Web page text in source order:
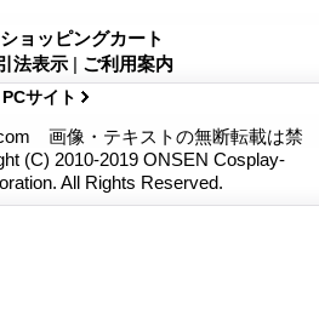
ショッピングカート
法表示 | ご利用案内
PCサイト
画像・テキストの無断転載は禁
(C) 2010-2019 ONSEN Cosplay-
All Rights Reserved.